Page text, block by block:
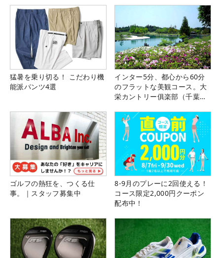
猛暑を乗り切る！ こだわり機
能派パンツ4選
インター5分、都心から60分
のフラットな美観コース。大
栄カントリー俱楽部（千葉
ゴルフの熱狂を、つくる仕
事。｜スタッフ募集中
8-9月のプレーに2回使える！
コース限定2,000円クーポン
配布中！